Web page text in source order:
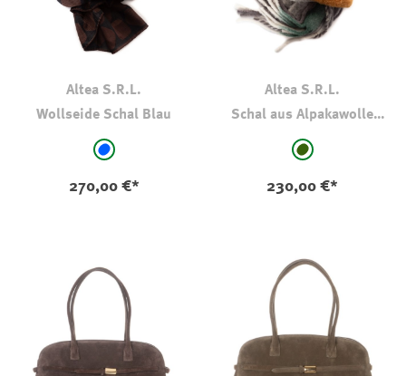
Altea S.R.L.
Wollseide Schal Blau
auswählen
blau - gemustert
270,00 €*
Altea S.R.L.
Schal aus Alpakawolle
auswählen
oliv-khaki-
230,00 €*